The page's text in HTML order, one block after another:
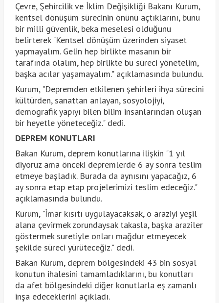
Çevre, Şehircilik ve İklim Değişikliği Bakanı Kurum,
kentsel dönüşüm sürecinin önünü açtıklarını, bunu
bir milli güvenlik, beka meselesi olduğunu
belirterek "Kentsel dönüşüm üzerinden siyaset
yapmayalım. Gelin hep birlikte masanın bir
tarafında olalım, hep birlikte bu süreci yönetelim,
başka acılar yaşamayalım." açıklamasında bulundu.
Kurum, "Depremden etkilenen şehirleri ihya sürecini
kültürden, sanattan anlayan, sosyolojiyi,
demografik yapıyı bilen bilim insanlarından oluşan
bir heyetle yöneteceğiz." dedi.
DEPREM KONUTLARI
Bakan Kurum, deprem konutlarına ilişkin "1 yıl
diyoruz ama önceki depremlerde 6 ay sonra teslim
etmeye başladık. Burada da aynısını yapacağız, 6
ay sonra etap etap projelerimizi teslim edeceğiz."
açıklamasında bulundu.
Kurum, "İmar kısıtı uygulayacaksak, o araziyi yeşil
alana çevirmek zorundaysak takasla, başka araziler
göstermek suretiyle onları mağdur etmeyecek
şekilde süreci yürüteceğiz." dedi.
Bakan Kurum, deprem bölgesindeki 43 bin sosyal
konutun ihalesini tamamladıklarını, bu konutları
da afet bölgesindeki diğer konutlarla eş zamanlı
inşa edeceklerini açıkladı.